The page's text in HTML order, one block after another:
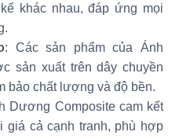
khác nhau, đáp ứng mọi
: Các sản phẩm của Ánh
sản xuất trên dây chuyền
bảo chất lượng và độ bền.
Dương Composite cam kết
giá cả cạnh tranh, phù hợp